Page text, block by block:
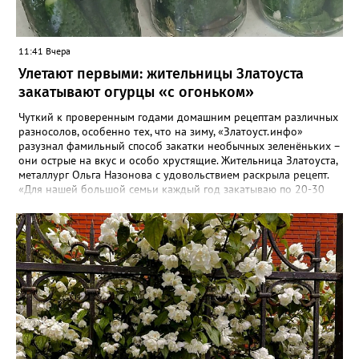
11:41 Вчера
Улетают первыми: жительницы Златоуста
закатывают огурцы «с огоньком»
Чуткий к проверенным годами домашним рецептам различных
разносолов, особенно тех, что на зиму, «Златоуст.инфо»
разузнал фамильный способ закатки необычных зеленёньких –
они острые на вкус и особо хрустящие. Жительница Златоуста,
металлург Ольга Назонова с удовольствием раскрыла рецепт.
«Для нашей большой семьи каждый год закатываю по 20-30
улетают со стола первыми, а гости неизменно просят рецепт, -
отметила Ольга. – Несмотря на это неласковое лето, парники
уже полны огурцов. Запаситесь любым недорогим острым
кетчупом и попробуйте наш семейный рецепт. Дети называют
его «Бомбяо». Первое, советует Ольга, - замачиваем огурцы в
воде на 2-3 часа. Тщательно моем и обрезаем «попки». На дно
литровой банки кладём листья хрена, укроп, чеснок, лавровый
лист, перец горошком. Для маринада понадобится 1,25 литра
воды, 2 столовых ложки соли, стакан сахара, 0,5 стакана уксуса
(9-процентного), пачка острого кетчупа типа «Чили». Всё